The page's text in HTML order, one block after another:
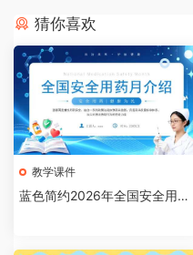
猜你喜欢
教学课件
蓝色简约2026年全国安全用药